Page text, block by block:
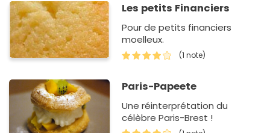
Les petits Financiers
Pour de petits financiers
moelleux.
(1 note)
Paris-Papeete
Une réinterprétation du
célèbre Paris-Brest !